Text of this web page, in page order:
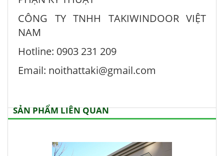
CÔNG TY TNHH TAKIWINDOOR VIỆT
NAM
Hotline: 0903 231 209
Email: noithattaki@gmail.com
SẢN PHẨM LIÊN QUAN